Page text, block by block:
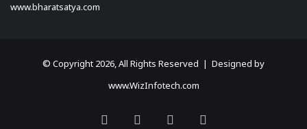
www.bharatsatya.com
© Copyright 2026, All Rights Reserved | Designed by
www.WizInfotech.com
Facebook YouTube